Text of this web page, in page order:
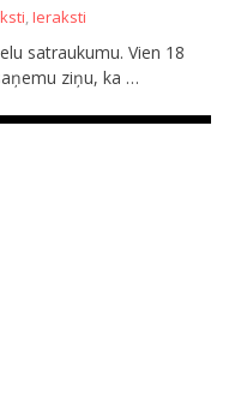
Ieraksti
satraukumu. Vien 18
ziņu, ka …